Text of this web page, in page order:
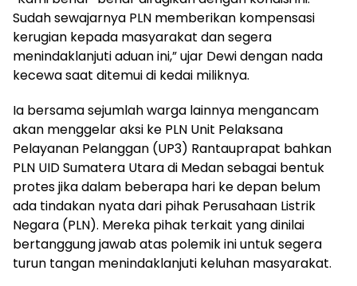
Sudah sewajarnya PLN memberikan kompensasi
kerugian kepada masyarakat dan segera
menindaklanjuti aduan ini,” ujar Dewi dengan nada
kecewa saat ditemui di kedai miliknya.
Ia bersama sejumlah warga lainnya mengancam
akan menggelar aksi ke PLN Unit Pelaksana
Pelayanan Pelanggan (UP3) Rantauprapat bahkan
PLN UID Sumatera Utara di Medan sebagai bentuk
protes jika dalam beberapa hari ke depan belum
ada tindakan nyata dari pihak Perusahaan Listrik
Negara (PLN). Mereka pihak terkait yang dinilai
bertanggung jawab atas polemik ini untuk segera
turun tangan menindaklanjuti keluhan masyarakat.